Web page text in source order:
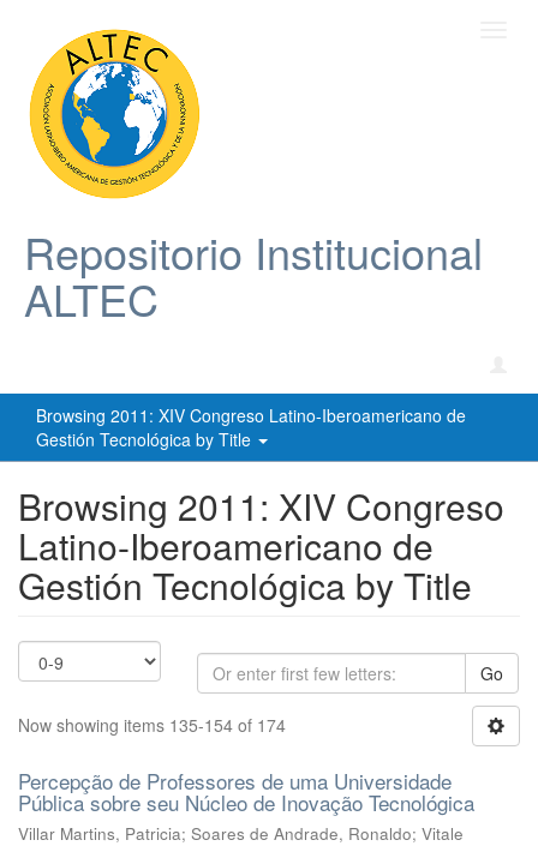
Repositorio Institucional
ALTEC
Browsing 2011: XIV Congreso Latino-Iberoamericano de
Gestión Tecnológica by Title
Browsing 2011: XIV Congreso
Latino-Iberoamericano de
Gestión Tecnológica by Title
Go
Now showing items 135-154 of 174
Percepção de Professores de uma Universidade
Pública sobre seu Núcleo de Inovação Tecnológica
Villar Martins, Patricia; Soares de Andrade, Ronaldo; Vitale